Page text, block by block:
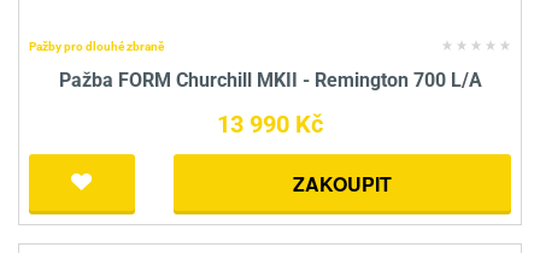
Pažby pro dlouhé zbraně
Pažba FORM Churchill MKII - Remington 700 L/A
13 990 Kč
ZAKOUPIT